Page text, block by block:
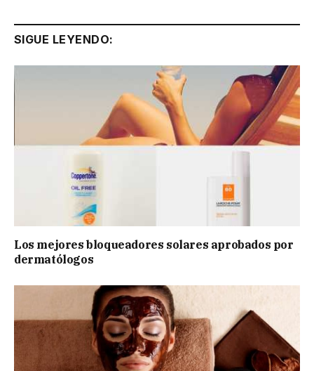
SIGUE LEYENDO:
Los mejores bloqueadores solares aprobados por
dermatólogos